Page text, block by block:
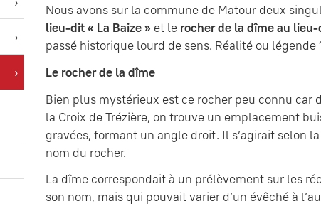
Nous avons sur la commune de Matour deux
lieu-dit « La Baize » et le rocher de la dîme au
passé historique lourd de sens. Réalité ou légende
Le rocher de la dîme
Bien plus mystérieux est ce rocher peu connu car
la Croix de Trézière, on trouve un emplacement
gravées, formant un angle droit. Il s’agirait selon
nom du rocher.
La dîme correspondait à un prélèvement sur les
son nom, mais qui pouvait varier d’un évêché à